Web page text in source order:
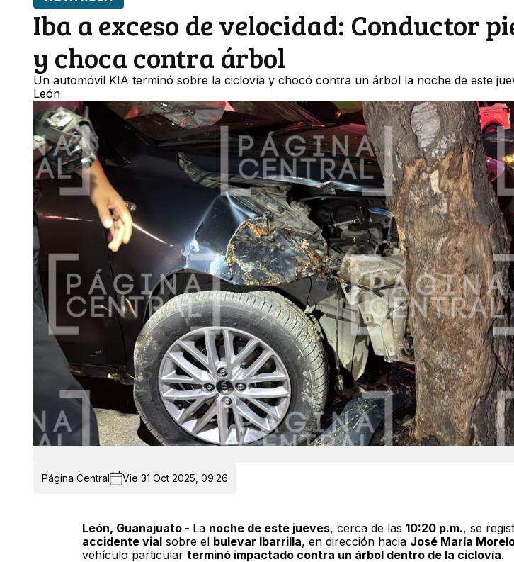
Iba a exceso de velocidad: Conductor
y choca contra árbol
Un automóvil KIA terminó sobre la ciclovía y chocó contra un árbol la noche de este
León
Página Central Vie 31 Oct 2025, 09:26
León, Guanajuato - La noche de este jueves, cerca de las 10:20 p.m., se
accidente vialsobre el bulevar Ibarrilla, en dirección hacia José María
vehículo particular terminó impactado contra un árbol dentro de la ciclovía.